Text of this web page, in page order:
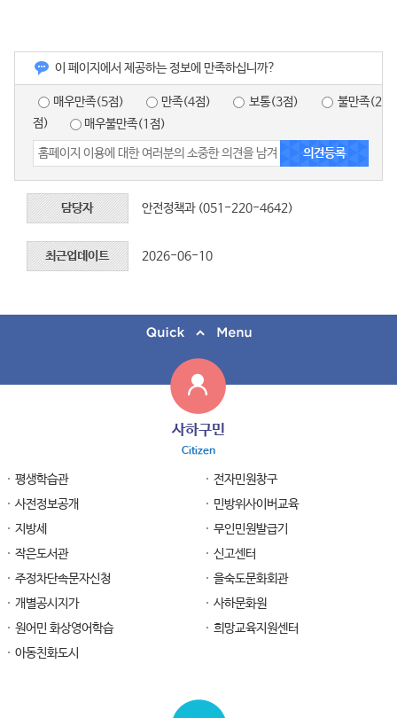
이 페이지에서 제공하는 정보에 만족하십니까?
매우만족(5점) 만족(4점) 보통(3점)
점)
매우불만족(1점)
담당자 안전정책과 (051-220-4642)
최근업데이트 2026-06-10
사하구민
Citizen
평생학습관
전자민원창구
사전정보공개
민방위사이버교육
지방세
무인민원발급기
작은도서관
신고센터
주정차단속문자신청
을숙도문화회관
개별공시지가
사하문화원
원어민 화상영어학습
희망교육지원센터
아동친화도시